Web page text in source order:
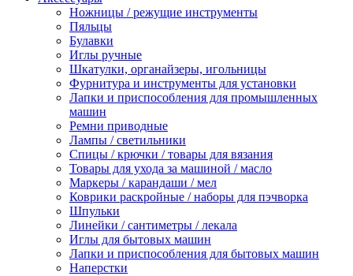
Ножницы / режущие инструменты
Пяльцы
Булавки
Иглы ручные
Шкатулки, органайзеры, игольницы
Фурнитура и инструменты для установки
Лапки и приспособления для промышленных
машин
Ремни приводные
Лампы / светильники
Спицы / крючки / товары для вязания
Товары для ухода за машиной / масло
Маркеры / карандаши / мел
Коврики раскройные / наборы для пэчворка
Шпульки
Линейки / сантиметры / лекала
Иглы для бытовых машин
Лапки и приспособления для бытовых машин
Наперстки